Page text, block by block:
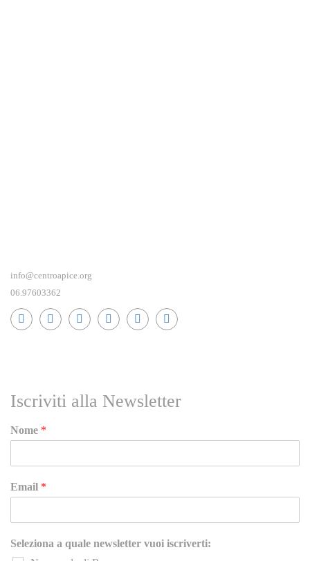
info@centroapice.org
06.97603362
Iscriviti alla Newsletter
Nome *
Email *
Seleziona a quale newsletter vuoi iscriverti: